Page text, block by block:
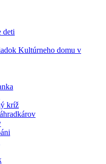
deti
Kultúrneho domu v
kríž